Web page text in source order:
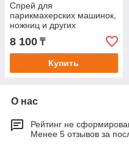
Спрей для
парикмахерских машинок,
ножниц и других
инструментов "NISHMAN
Shaver Cleaner 5 in 1
Lemon Scent" с
8 100 ₸
Купить
О нас
Рейтинг не
Менее 5 отзывов за